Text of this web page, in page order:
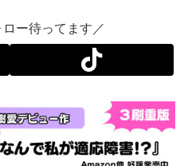
ー待ってます／